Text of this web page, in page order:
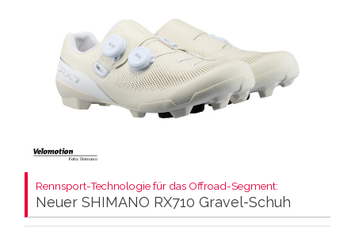
Rennsport-Technologie für das Offroad-Segment:
Neuer SHIMANO RX710 Gravel-Schuh